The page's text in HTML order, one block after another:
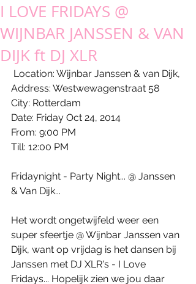
I LOVE FRIDAYS @
WIJNBAR JANSSEN & VAN
DIJK ft DJ XLR
Address: Westwewagenstraat 58
City: Rotterdam
Date: Friday Oct 24, 2014
From: 9:00 PM
Till: 12:00 PM
Fridaynight - Party Night... @ Janssen
& Van Dijk...
Het wordt ongetwijfeld weer een
super sfeertje @ Wijnbar Janssen van
Dijk, want op vrijdag is het dansen bij
Janssen met DJ XLR's - I Love
Fridays... Hopelijk zien we jou daar